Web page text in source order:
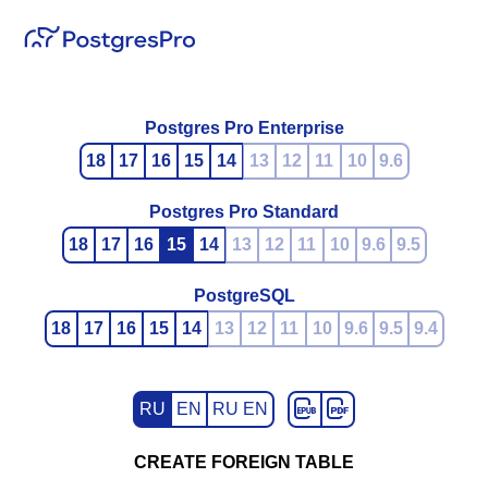
Postgres Pro Enterprise
18
17 16 15 14 13 12 11 10 9.6
Postgres Pro Standard
18
17 16 15 14 13 12 11 10 9.6 9.5
PostgreSQL
18
17 16 15 14 13 12 11 10 9.6 9.5 9.4
RU EN RU EN
CREATE FOREIGN TABLE